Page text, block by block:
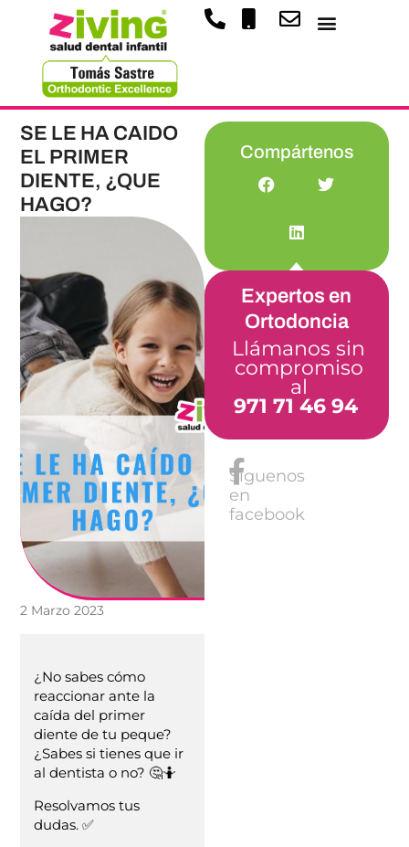
SE LE HA CAIDO
EL PRIMER
DIENTE, ¿QUE
HAGO?
2 Marzo 2023
¿No sabes cómo
reaccionar ante la
caída del primer
diente de tu peque?
¿Sabes si tienes que ir
al dentista o no? 🤔🤷
Resolvamos tus
dudas. ✅
Compártenos
Expertos en
Ortodoncia
Llámanos sin
compromiso
al
971 71 46 94
Síguenos
en
facebook